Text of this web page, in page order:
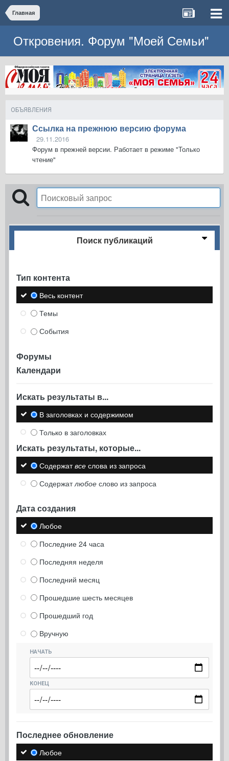
Главная
Откровения. Форум "Моей Семьи"
ОБЪЯВЛЕНИЯ
Ссылка на прежнюю версию форума
29.11.2016
Форум в прежней версии. Работает в режиме "Только
чтение"
Поиск публикаций
Тип контента
Весь контент
Темы
События
Форумы
Календари
Искать результаты в...
В заголовках и содержимом
Только в заголовках
Искать результаты, которые...
Содержатвсе слова из запроса
Содержатлюбое слово из запроса
Дата создания
Любое
Последние 24 часа
Последняя неделя
Последний месяц
Прошедшие шесть месяцев
Прошедший год
Вручную
НАЧАТЬ
КОНЕЦ
Последнее обновление
Любое